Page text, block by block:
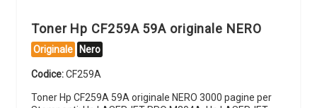
Toner Hp CF259A 59A originale NERO
Originale Nero
Codice:CF259A
Toner Hp CF259A 59A originale NERO 3000 pagine per